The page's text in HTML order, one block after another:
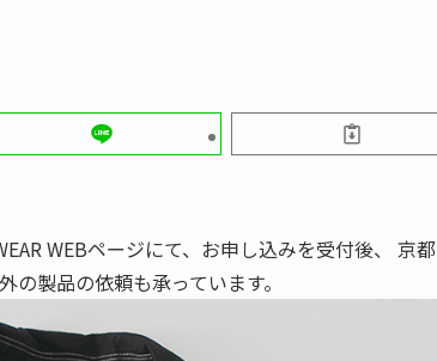
WEBページにて、お申し込みを受付後、 京都
製品の依頼も承っています。